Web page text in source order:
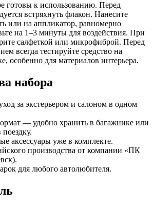
готовы к использованию. Перед
встряхнуть флакон. Нанесите
или на аппликатор, равномерно
на 1–3 минуты для воздействия. При
салфеткой или микрофиброй. Перед
всегда тестируйте средство на
особенно для материалов интерьера.
набора
за экстерьером и салоном в одном
— удобно хранить в багажнике или
поездку.
аксессуары уже в комплекте.
производства от компании «ПК
для любого автолюбителя.